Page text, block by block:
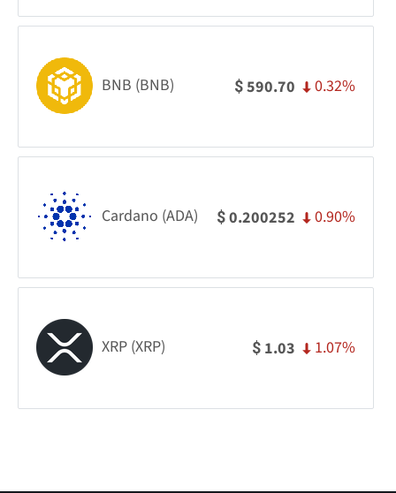
BNB (BNB) $590.70 0.32%
Cardano (ADA) $0.200252 0.90%
XRP (XRP) $ 1.03 1.07%